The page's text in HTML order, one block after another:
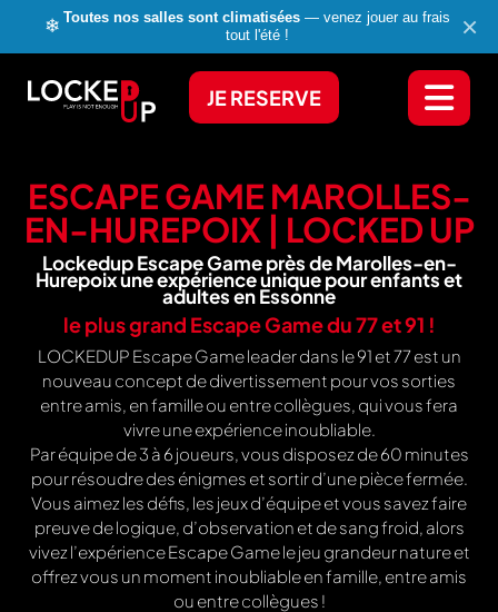
JE RESERVE
ESCAPE GAME MAROLLES-
EN-HUREPOIX | LOCKED UP
Lockedup Escape Game près de Marolles-en-
Hurepoix une expérience unique pour enfants et
adultes en Essonne
le plus grand Escape Game du77et91 !
LOCKEDUP Escape Game leader dans le 91 et 77 est un
nouveau concept de divertissement pour vos sorties
entre amis, en famille ou entre collègues, qui vous fera
vivre une expérience inoubliable.
Par équipe de 3 à 6 joueurs, vous disposez de 60 minutes
pour résoudre des énigmes et sortir d’une pièce fermée.
Vous aimez les défis, les jeux d’équipe et vous savez faire
preuve de logique, d’observation et de sang froid, alors
vivez l’expérience Escape Game le jeu grandeur nature et
offrez vous un moment inoubliable en famille, entre amis
ou entre collègues !
❄ Toutes nos salles sont climatisées — venez jouer au frais
tout l'été !
×